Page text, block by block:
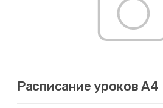
Расписание уроков